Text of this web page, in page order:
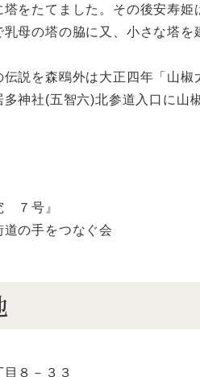
をたてました。その後安寿
母の塔の脇に又、小さな塔
説を森鴎外は大正四年「山
神社(五智六)北参道入口に山
７号』
の手をつなぐ会
８－３３